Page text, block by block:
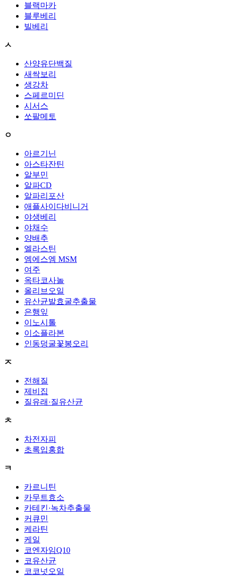
블랙마카
블루베리
빌베리
ㅅ
산양유단백질
새싹보리
생강차
스페르미딘
시서스
쏘팔메토
ㅇ
아르기닌
아스타잔틴
알부민
알파CD
알파리포산
애플사이다비니거
야생베리
야채수
양배추
엘라스틴
엠에스엠 MSM
여주
옥타코사놀
올리브오일
유산균발효굴추출물
은행잎
이노시톨
이소플라본
인동덩굴꽃봉오리
ㅈ
전해질
제비집
질유래·질유산균
ㅊ
차전자피
초록입홍합
ㅋ
카르니틴
카무트효소
카테킨·녹차추출물
커큐민
케라틴
케일
코엔자임Q10
코유산균
코코넛오일